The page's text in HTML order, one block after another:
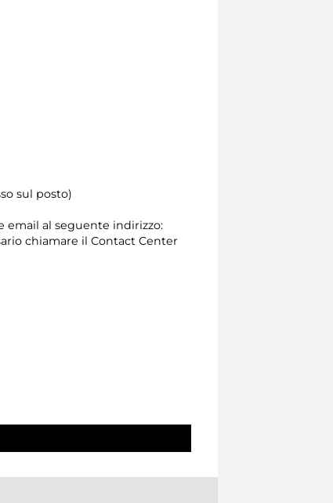
sul posto)
email al seguente indirizzo:
chiamare il Contact Center